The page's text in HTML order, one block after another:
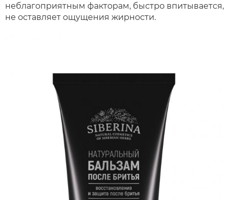
неблагоприятным факторам, быстро впитывается,
не оставляет ощущения жирности.